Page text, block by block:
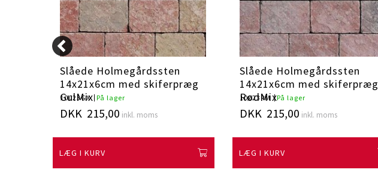
Slåede Holmegårdssten
14x21x6cm med skiferpræg
GulMix
10023GX På lager
DKK 215,00 inkl. moms
LÆG I KURV
Slåede Holmegårdssten
14x21x6cm med skiferpræg
RødMix
10023RM På lager
DKK 215,00 inkl. moms
LÆG I KURV